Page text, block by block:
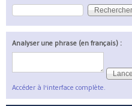
Formulaire de recherche
Rechercher
Analyser une phrase (en français) :
Accéder à l'interface complète.